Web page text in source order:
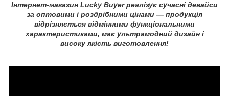
Інтернет-магазин Lucky Buyer реалізує сучасні девайси
за оптовими і роздрібними цінами — продукція
відрізняється відмінними функціональними
характеристиками, має ультрамодний дизайн і
високу якість виготовлення!